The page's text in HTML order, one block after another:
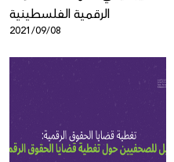
الرقمية الفلسطينية
2021/09/08